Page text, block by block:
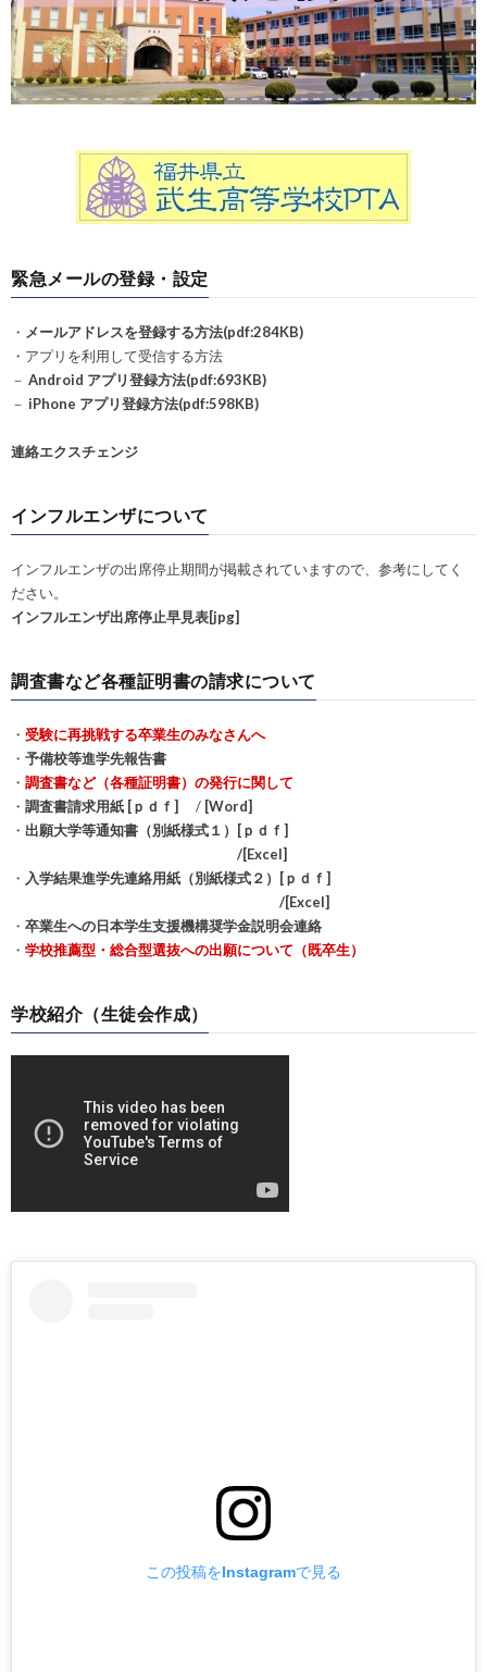
緊急メールの登録・設定
・ メールアドレスを登録する方法(pdf:284KB)
・アプリを利用して受信する方法
－ Android アプリ登録方法(pdf:693KB)
－ iPhone アプリ登録方法(pdf:598KB)
連絡エクスチェンジ
インフルエンザについて
インフルエンザの出席停止期間が掲載されていますので、参考にしてく
ださい。
インフルエンザ出席停止早見表[jpg]
調査書など各種証明書の請求について
・ 受験に再挑戦する卒業生のみなさんへ
・ 予備校等進学先報告書
・ 調査書など（各種証明書）の発行に関して
・ 調査書請求用紙 [ｐｄｆ] / [Word]
・ 出願大学等通知書（別紙様式１）[ｐｄｆ]
/[Excel]
・ 入学結果進学先連絡用紙（別紙様式２）[ｐｄｆ]
/[Excel]
・ 卒業生への日本学生支援機構奨学金説明会連絡
・ 学校推薦型・総合型選抜への出願について（既卒生）
学校紹介（生徒会作成）
この投稿をInstagramで見る